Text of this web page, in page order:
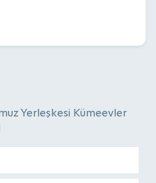
Yerleşkesi Kümeevler